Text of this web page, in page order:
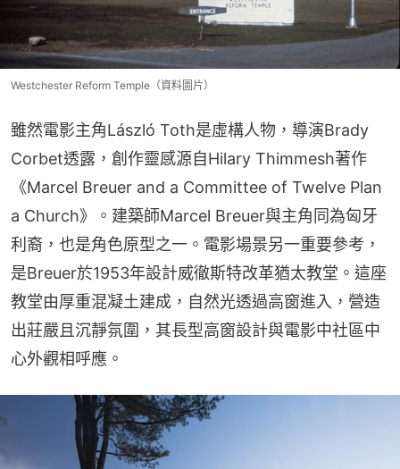
Westchester Reform Temple（資料圖片）
雖然電影主角László Toth是虛構人物，導演Brady
Corbet透露，創作靈感源自Hilary Thimmesh著作
《Marcel Breuer and a Committee of Twelve Plan
a Church》。建築師Marcel Breuer與主角同為匈牙
利裔，也是角色原型之一。電影場景另一重要參考，
是Breuer於1953年設計威徹斯特改革猶太教堂。這座
教堂由厚重混凝土建成，自然光透過高窗進入，營造
出莊嚴且沉靜氛圍，其長型高窗設計與電影中社區中
心外觀相呼應。